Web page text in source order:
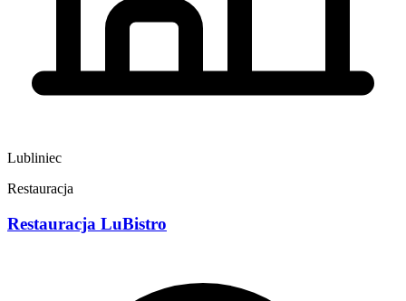
Lubliniec
Restauracja
Restauracja LuBistro